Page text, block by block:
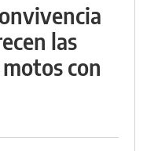
las
con